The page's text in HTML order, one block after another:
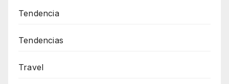
Tendencia
Tendencias
Travel